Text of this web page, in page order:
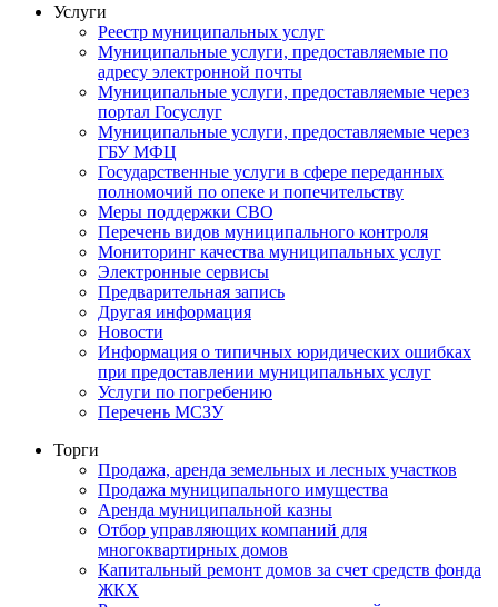
Услуги
Реестр муниципальных услуг
Муниципальные услуги, предоставляемые по
адресу электронной почты
Муниципальные услуги, предоставляемые через
портал Госуслуг
Муниципальные услуги, предоставляемые через
ГБУ МФЦ
Государственные услуги в сфере переданных
полномочий по опеке и попечительству
Меры поддержки СВО
Перечень видов муниципального контроля
Мониторинг качества муниципальных услуг
Электронные сервисы
Предварительная запись
Другая информация
Новости
Информация о типичных юридических ошибках
при предоставлении муниципальных услуг
Услуги по погребению
Перечень МСЗУ
Торги
Продажа, аренда земельных и лесных участков
Продажа муниципального имущества
Аренда муниципальной казны
Отбор управляющих компаний для
многоквартирных домов
Капитальный ремонт домов за счет средств фонда
ЖКХ